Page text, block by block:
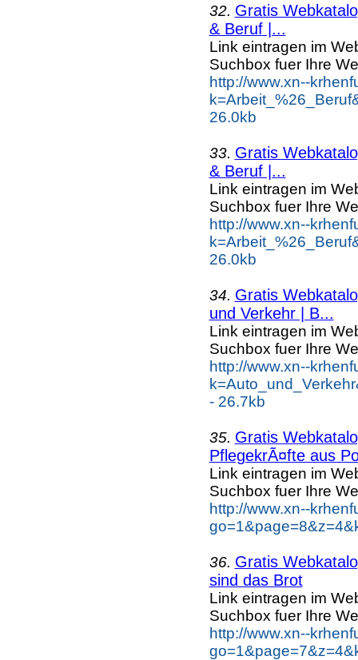
32. Gratis
& Beruf |...
Link eintragen im
Suchbox fuer Ihre
http://www.xn--
26.0kb
33. Gratis
& Beruf |...
Link eintragen im
Suchbox fuer Ihre
http://www.xn--
26.0kb
34. Gratis
und Verkehr | B...
Link eintragen im
Suchbox fuer Ihre
http://www.xn--
- 26.7kb
35. Gratis
PflegekrÃ¤fte aus
Link eintragen im
Suchbox fuer Ihre
http://www.xn--
36. Gratis
sind das Brot
Link eintragen im
Suchbox fuer Ihre
http://www.xn--